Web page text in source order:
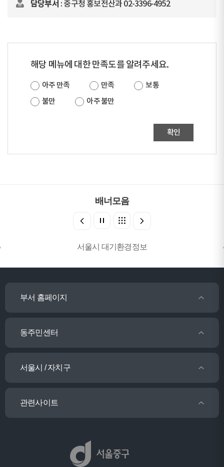
담당부서 : 중구청 홍보전산과 02-3396-4952
해당 메뉴에 대한 만족도를 알려주세요.
아주 만족 만족
보통
불만
아주 불만
확인
배너모음
서울시 대기환경정보
부서 홈페이지
동주민센터
서울시 / 자치구
관련사이트